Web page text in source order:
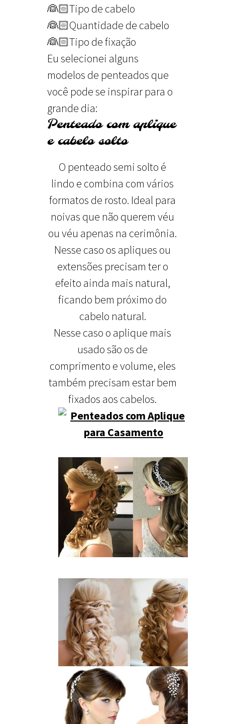
👰🏻Tipo de cabelo
👰🏻Quantidade de cabelo
👰🏻Tipo de fixação
Eu selecionei alguns
modelos de penteados que
você pode se inspirar para o
grande dia:
Penteado com aplique
e cabelo solto
O penteado semi solto é
lindo e combina com vários
formatos de rosto. Ideal para
noivas que não querem véu
ou véu apenas na cerimônia.
Nesse caso os apliques ou
extensões precisam ter o
efeito ainda mais natural,
ficando bem próximo do
cabelo natural.
Nesse caso o aplique mais
usado são os de
comprimento e volume, eles
também precisam estar bem
fixados aos cabelos.